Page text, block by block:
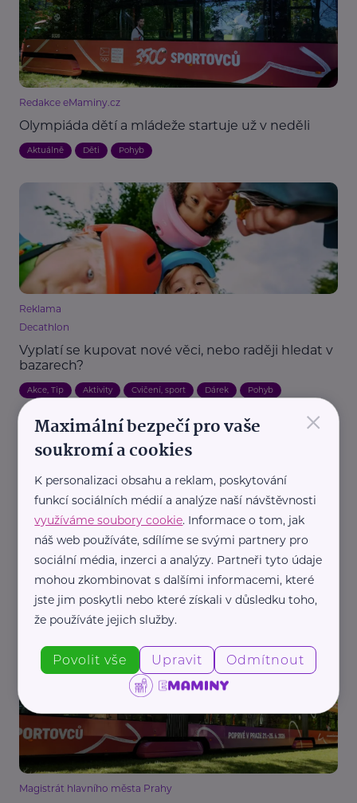
Redakce eMaminy.cz
Olympiáda dětí a mládeže startuje už v neděli
Aktuálně Děti Pohyb
Reklama
Decathlon
Vyplatí se kupovat nové věci, nebo raději hledat v
bazarech?
Akce, Tip Aktivity Cvičení, sport Dárek Pohyb
Decathlon
Kdy je dítě připravené na první kilometry v
provozu?
Magistrát hlavního města Prahy
×
Maximální bezpečí pro vaše
soukromí a cookies
K personalizaci obsahu a reklam, poskytování
funkcí sociálních médií a analýze naší návštěvnosti
využíváme soubory cookie. Informace o tom, jak
náš web používáte, sdílíme se svými partnery pro
sociální média, inzerci a analýzy. Partneři tyto údaje
mohou zkombinovat s dalšími informacemi, které
jste jim poskytli nebo které získali v důsledku toho,
že používáte jejich služby.
Povolit vše Upravit Odmítnout